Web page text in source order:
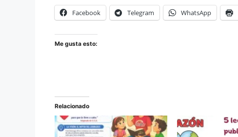
Facebook Telegram WhatsApp
Me gusta esto:
Relacionado